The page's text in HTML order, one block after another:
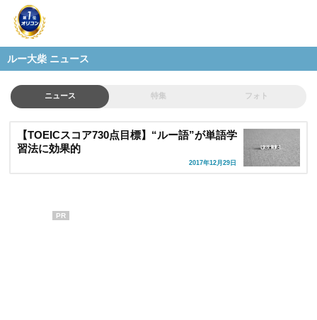
ルー大柴 ニュース
ニュース 特集 フォト
【TOEICスコア730点目標】“ルー語”が単語学
習法に効果的
2017年12月29日
PR